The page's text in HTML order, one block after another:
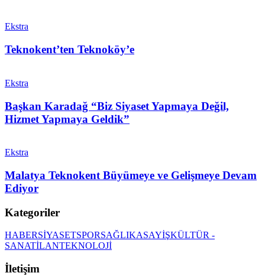
Ekstra
Teknokent’ten Teknoköy’e
Ekstra
Başkan Karadağ “Biz Siyaset Yapmaya Değil,
Hizmet Yapmaya Geldik”
Ekstra
Malatya Teknokent Büyümeye ve Gelişmeye Devam
Ediyor
Kategoriler
HABERSİYASETSPORSAĞLIKASAYİŞKÜLTÜR -
SANATİLANTEKNOLOJİ
İletişim